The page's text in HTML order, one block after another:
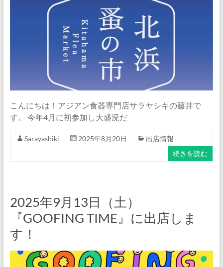
こんにちは！アジアン食器専門店サラヤシキの藤井で
す。 今年4月に初参加し大盛況だ
Sarayashiki 2025年8月20日
出店情報
続きを読む
2025年9月13日（土）
『GOOFING TIME』に出店しま
す！